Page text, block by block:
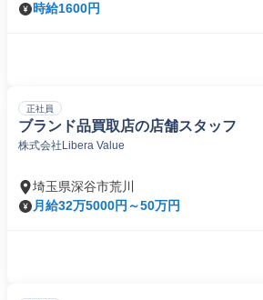
時給1600円
正社員
ブランド品買取店の店舗スタッフ
株式会社Libera Value
埼玉県深谷市荒川
月給32万5000円～50万円